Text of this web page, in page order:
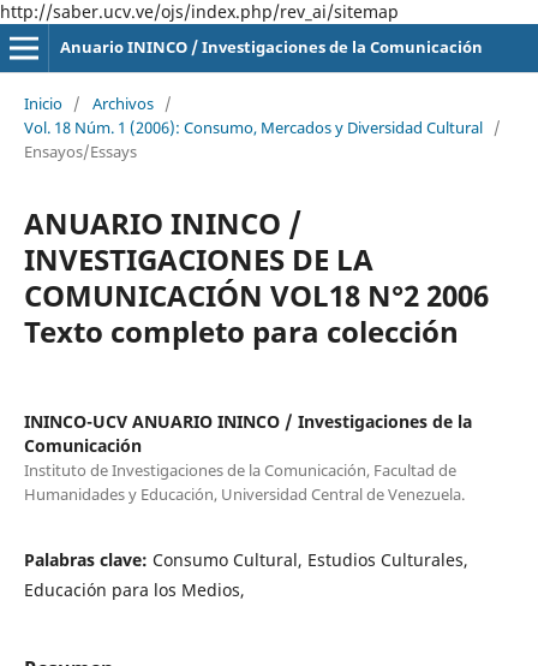
http://saber.ucv.ve/ojs/index.php/rev_ai/sitemap
Anuario ININCO / Investigaciones de la Comunicación
Inicio / Archivos /
Vol. 18 Núm. 1 (2006): Consumo, Mercados y Diversidad Cultural /
Ensayos/Essays
ANUARIO ININCO /
INVESTIGACIONES DE LA
COMUNICACIÓN VOL18 N°2 2006
Texto completo para colección
ININCO-UCV ANUARIO ININCO / Investigaciones de la
Comunicación
Instituto de Investigaciones de la Comunicación, Facultad de
Humanidades y Educación, Universidad Central de Venezuela.
Palabras clave: Consumo Cultural, Estudios Culturales,
Educación para los Medios,